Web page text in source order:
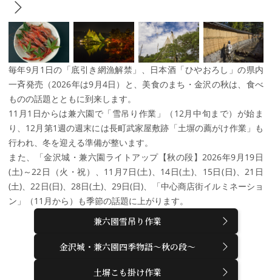
毎年9月1日の「底引き網漁解禁」、日本酒「ひやおろし」の県内
一斉発売（2026年は9月4日）と、美食のまち・金沢の秋は、食べ
ものの話題とともに到来します。
11月1日からは兼六園で「雪吊り作業」（12月中旬まで）が始ま
り、12月第1週の週末には長町武家屋敷跡「土塀の薦がけ作業」も
行われ、冬を迎える準備が整います。
また、「金沢城・兼六園ライトアップ【秋の段】2026年9月19日
(土)～22日（火・祝）、11月7日(土)、14日(土)、15日(日)、21日
(土)、22日(日)、28日(土)、29日(日)、「中心商店街イルミネーショ
ン」（11月から）も季節の話題に上がります。
兼六園雪吊り作業
金沢城・兼六園四季物語～秋の段～
土塀こも掛け作業